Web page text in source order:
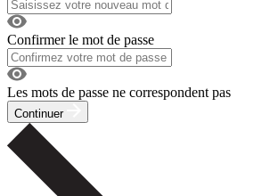
Confirmer le mot de passe
Les mots de passe ne correspondent pas
Continuer